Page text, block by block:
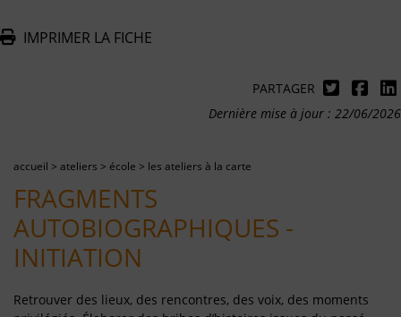
IMPRIMER LA FICHE
PARTAGER
Dernière mise à jour : 22/06/2026
accueil > ateliers > école > les ateliers à la carte
FRAGMENTS
AUTOBIOGRAPHIQUES -
INITIATION
Retrouver des lieux, des rencontres, des voix, des moments